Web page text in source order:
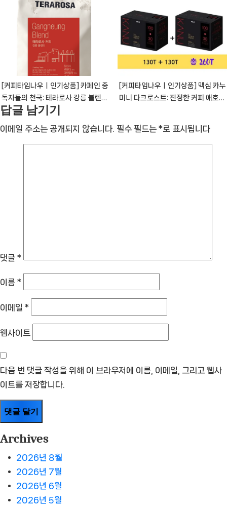
가를 위한 맛있는 각성
[CoffeeTimeNOWㅣ추천상품]
[CoffeeTimeNOWㅣ추천상품]
[커피타임나우ㅣ인기상품] 카페인 중
독자들의 천국: 테라로사 강릉 블렌드
원두의 매력 [CoffeeTimeNOWㅣ
[커피타임나우ㅣ인기상품] 맥심 카누
미니 다크로스트: 진정한 커피 애호가
답글 남기기
이메일 주소는 공개되지 않습니다. 필수 필드는 *로 표시됩니다
댓글 *
이름 *
이메일 *
웹사이트
다음 번 댓글 작성을 위해 이 브라우저에 이름, 이메일, 그리고 웹사
이트를 저장합니다.
Archives
2026년 8월
2026년 7월
2026년 6월
2026년 5월